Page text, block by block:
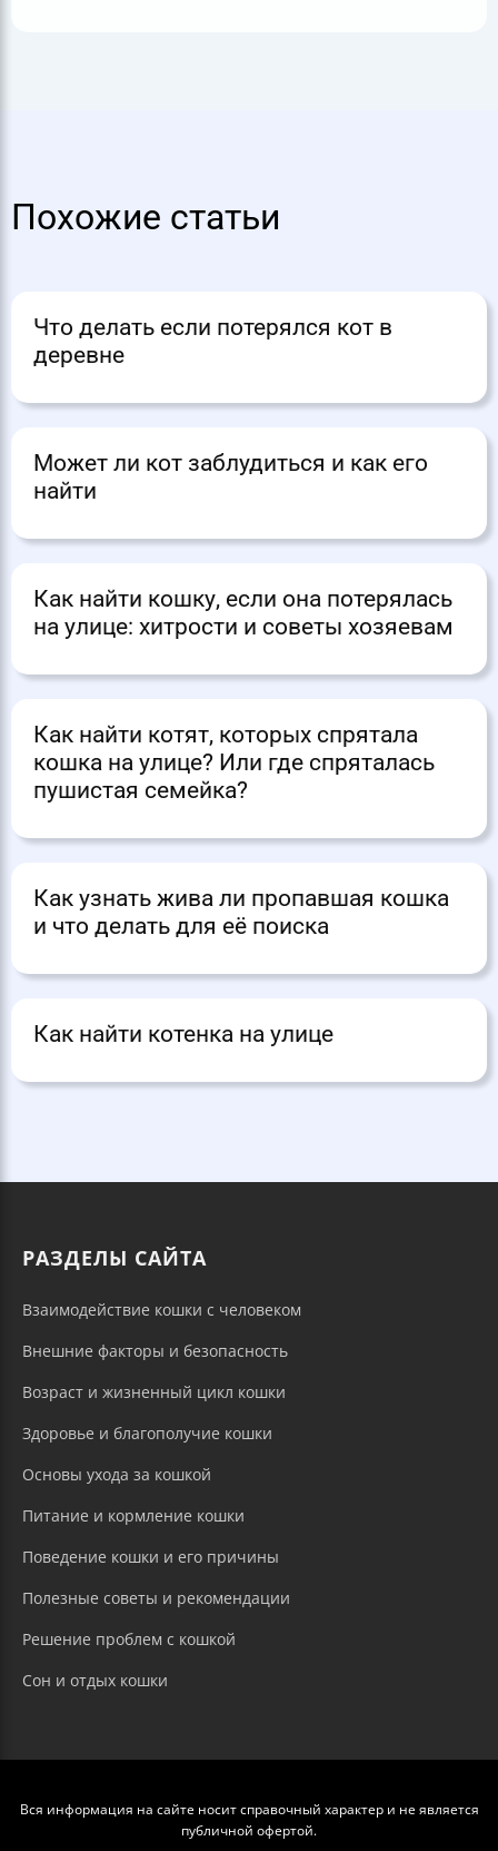
Похожие статьи
Что делать если потерялся кот в
деревне
Может ли кот заблудиться и как его
найти
Как найти кошку, если она потерялась
на улице: хитрости и советы хозяевам
Как найти котят, которых спрятала
кошка на улице? Или где спряталась
пушистая семейка?
Как узнать жива ли пропавшая кошка
и что делать для её поиска
Как найти котенка на улице
РАЗДЕЛЫ САЙТА
Взаимодействие кошки с человеком
Внешние факторы и безопасность
Возраст и жизненный цикл кошки
Здоровье и благополучие кошки
Основы ухода за кошкой
Питание и кормление кошки
Поведение кошки и его причины
Полезные советы и рекомендации
Решение проблем с кошкой
Сон и отдых кошки
Вся информация на сайте носит справочный характер и не является
публичной офертой.